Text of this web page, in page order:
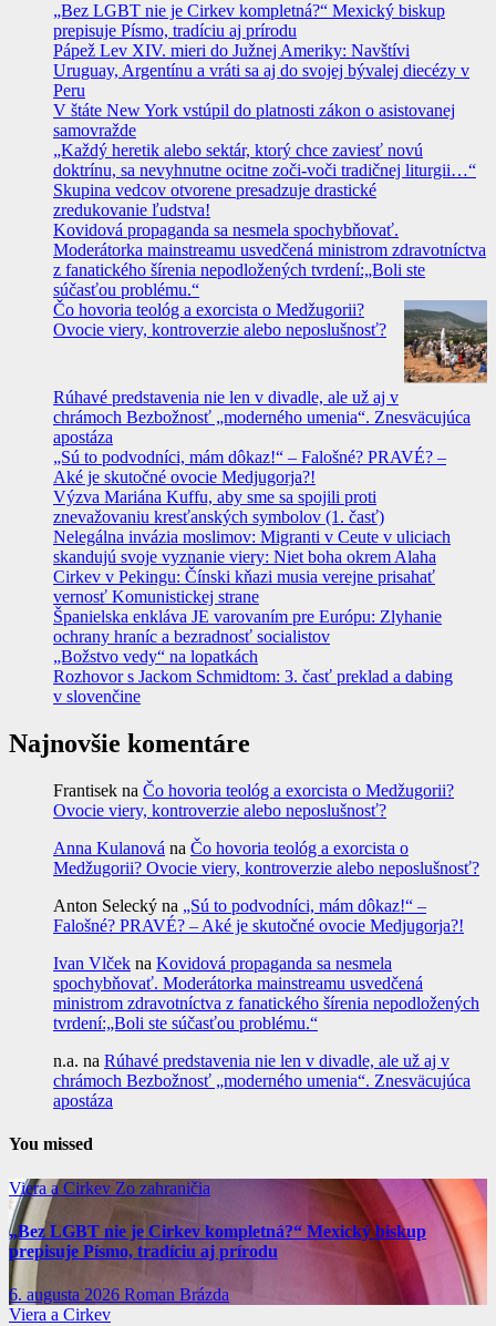
„Bez LGBT nie je Cirkev kompletná?“ Mexický biskup
prepisuje Písmo, tradíciu aj prírodu
Pápež Lev XIV. mieri do Južnej Ameriky: Navštívi
Uruguay, Argentínu a vráti sa aj do svojej bývalej diecézy v
Peru
V štáte New York vstúpil do platnosti zákon o asistovanej
samovražde
„Každý heretik alebo sektár, ktorý chce zaviesť novú
doktrínu, sa nevyhnutne ocitne zoči-voči tradičnej liturgii…“
Skupina vedcov otvorene presadzuje drastické
zredukovanie ľudstva!
Kovidová propaganda sa nesmela spochybňovať.
Moderátorka mainstreamu usvedčená ministrom zdravotníctva
z fanatického šírenia nepodložených tvrdení:„Boli ste
súčasťou problému.“
Čo hovoria teológ a exorcista o Medžugorii?
Ovocie viery, kontroverzie alebo neposlušnosť?
Rúhavé predstavenia nie len v divadle, ale už aj v
chrámoch Bezbožnosť „moderného umenia“. Znesväcujúca
apostáza
„Sú to podvodníci, mám dôkaz!“ – Falošné? PRAVÉ? –
Aké je skutočné ovocie Medjugorja?!
Výzva Mariána Kuffu, aby sme sa spojili proti
znevažovaniu kresťanských symbolov (1. časť)
Nelegálna invázia moslimov: Migranti v Ceute v uliciach
skandujú svoje vyznanie viery: Niet boha okrem Alaha
Cirkev v Pekingu: Čínski kňazi musia verejne prisahať
vernosť Komunistickej strane
Španielska enkláva JE varovaním pre Európu: Zlyhanie
ochrany hraníc a bezradnosť socialistov
„Božstvo vedy“ na lopatkách
Rozhovor s Jackom Schmidtom: 3. časť preklad a dabing
v slovenčine
Najnovšie komentáre
Frantisek na Čo hovoria teológ a exorcista o Medžugorii?
Ovocie viery, kontroverzie alebo neposlušnosť?
Anna Kulanová na Čo hovoria teológ a exorcista o
Medžugorii? Ovocie viery, kontroverzie alebo neposlušnosť?
Anton Selecký na „Sú to podvodníci, mám dôkaz!“ –
Falošné? PRAVÉ? – Aké je skutočné ovocie Medjugorja?!
Ivan Vlček na Kovidová propaganda sa nesmela
spochybňovať. Moderátorka mainstreamu usvedčená
ministrom zdravotníctva z fanatického šírenia nepodložených
tvrdení:„Boli ste súčasťou problému.“
n.a. na Rúhavé predstavenia nie len v divadle, ale už aj v
chrámoch Bezbožnosť „moderného umenia“. Znesväcujúca
apostáza
You missed
Viera a Cirkev Zo zahraničia
„Bez LGBT nie je Cirkev kompletná?“ Mexický biskup
prepisuje Písmo, tradíciu aj prírodu
6. augusta 2026 Roman Brázda
Viera a Cirkev